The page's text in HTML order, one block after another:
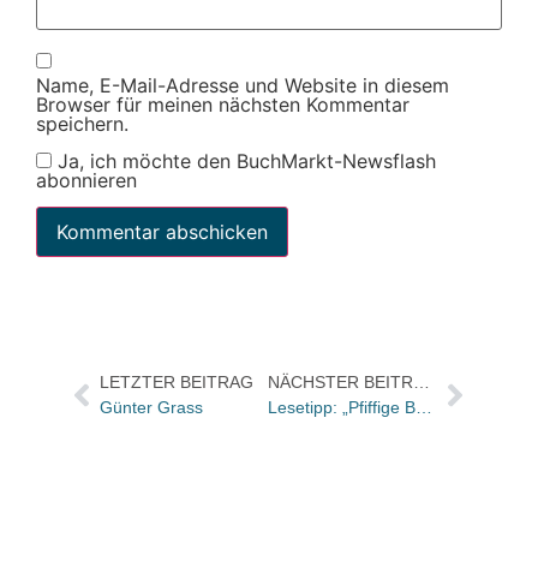
Name, E-Mail-Adresse und Website in diesem
Browser für meinen nächsten Kommentar
speichern.
Ja, ich möchte den BuchMarkt-Newsflash
abonnieren
LETZTER BEITRAG
Günter Grass
NÄCHSTER BEITRAG
Lesetipp: „Pfiffige Buchhändler kurbeln Umsatz an“